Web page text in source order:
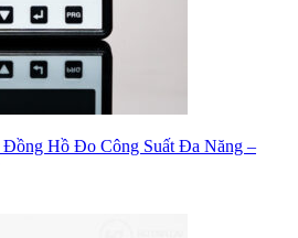
Hồ Đo Công Suất Đa Năng –